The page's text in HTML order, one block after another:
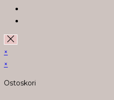
×
×
Ostoskori